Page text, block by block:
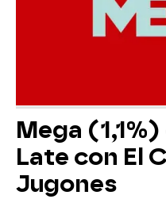
Mega
Late con El
Jugones